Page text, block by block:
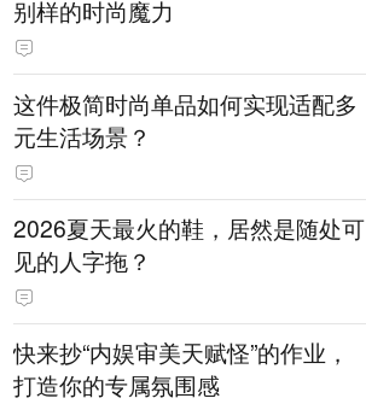
别样的时尚魔力
这件极简时尚单品如何实现适配多
元生活场景？
2026夏天最火的鞋，居然是随处可
见的人字拖？
快来抄“内娱审美天赋怪”的作业，
打造你的专属氛围感